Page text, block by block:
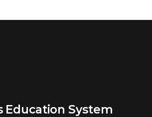
Education System